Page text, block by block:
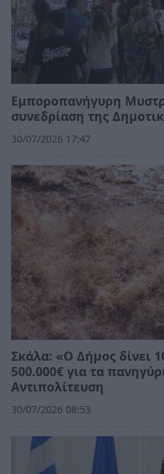
Εμποροπανήγυρη
συνεδρίαση της
30/07/2026 17:47
Σκάλα: «Ο Δήμος δίνει
500.000€ για τα
Αντιπολίτευση
30/07/2026 08:53